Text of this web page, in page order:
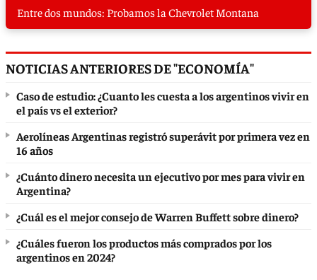
Entre dos mundos: Probamos la Chevrolet Montana
NOTICIAS ANTERIORES DE "ECONOMÍA"
Caso de estudio: ¿Cuanto les cuesta a los argentinos vivir en
el país vs el exterior?
Aerolíneas Argentinas registró superávit por primera vez en
16 años
¿Cuánto dinero necesita un ejecutivo por mes para vivir en
Argentina?
¿Cuál es el mejor consejo de Warren Buffett sobre dinero?
¿Cuáles fueron los productos más comprados por los
argentinos en 2024?